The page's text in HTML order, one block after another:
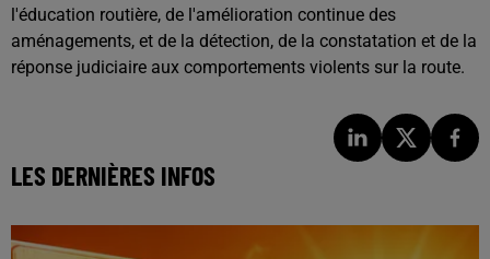
l'éducation routière, de l'amélioration continue des
aménagements, et de la détection, de la constatation et de la
réponse judiciaire aux comportements violents sur la route.
LES DERNIÈRES INFOS